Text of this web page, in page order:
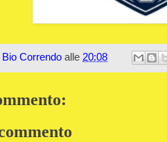
Bio Correndo alle 20:08